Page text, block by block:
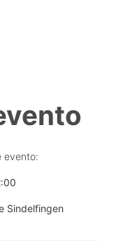
evento:
Sindelfingen